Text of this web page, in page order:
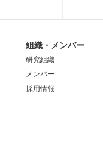
組織・メンバー
研究組織
メンバー
採用情報